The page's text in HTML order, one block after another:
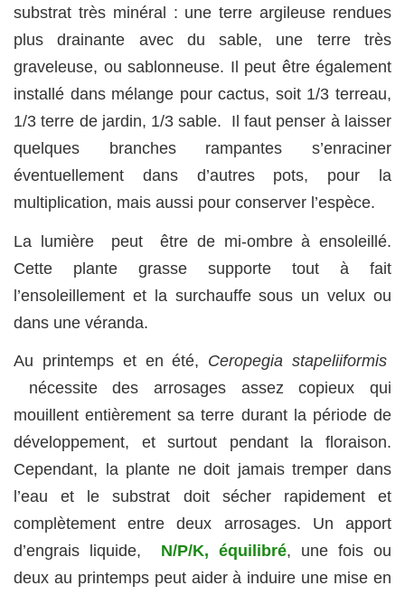
substrat très minéral : une terre argileuse rendues
plus drainante avec du sable, une terre très
graveleuse, ou sablonneuse. Il peut être également
installé dans mélange pour cactus, soit 1/3 terreau,
1/3 terre de jardin, 1/3 sable. Il faut penser à laisser
quelques branches rampantes s’enraciner
éventuellement dans d’autres pots, pour la
multiplication, mais aussi pour conserver l’espèce.
La lumière peut être de mi-ombre à ensoleillé.
Cette plante grasse supporte tout à fait
l’ensoleillement et la surchauffe sous un velux ou
dans une véranda.
Au printemps et en été, Ceropegia stapeliiformis
nécessite des arrosages assez copieux qui
mouillent entièrement sa terre durant la période de
développement, et surtout pendant la floraison.
Cependant, la plante ne doit jamais tremper dans
l’eau et le substrat doit sécher rapidement et
complètement entre deux arrosages. Un apport
d’engrais liquide, N/P/K, équilibré, une fois ou
deux au printemps peut aider à induire une mise en